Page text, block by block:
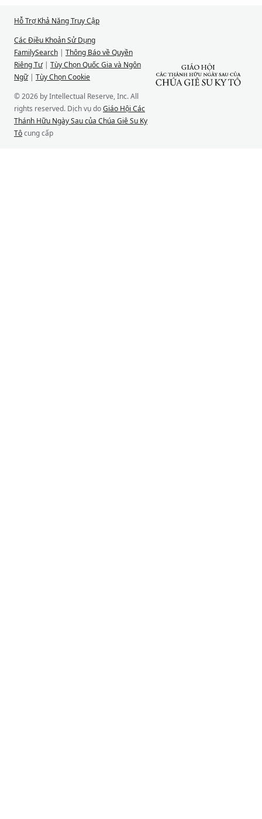
Hỗ Trợ Khả Năng Truy Cập
Các Điều Khoản Sử Dụng
FamilySearch | Thông Báo về Quyền
Riêng Tư| Tùy Chọn Quốc Gia và Ngôn
Ngữ| Tùy Chọn Cookie
© 2026 by Intellectual Reserve, Inc. All
rights reserved. Dịch vụ doGiáo Hội Các
Thánh Hữu Ngày Sau của Chúa Giê Su Ky
Tôcung cấp